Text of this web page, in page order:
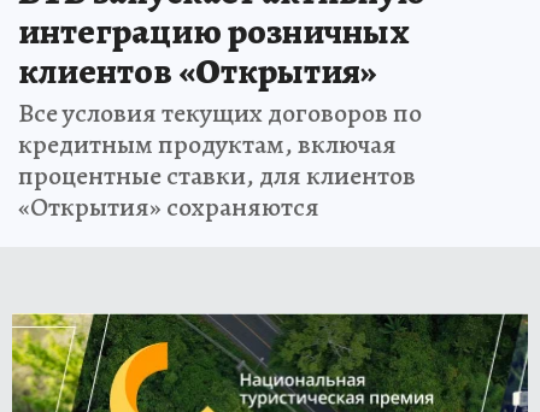
интеграцию розничных
клиентов «Открытия»
Все условия текущих договоров по
кредитным продуктам, включая
процентные ставки, для клиентов
«Открытия» сохраняются